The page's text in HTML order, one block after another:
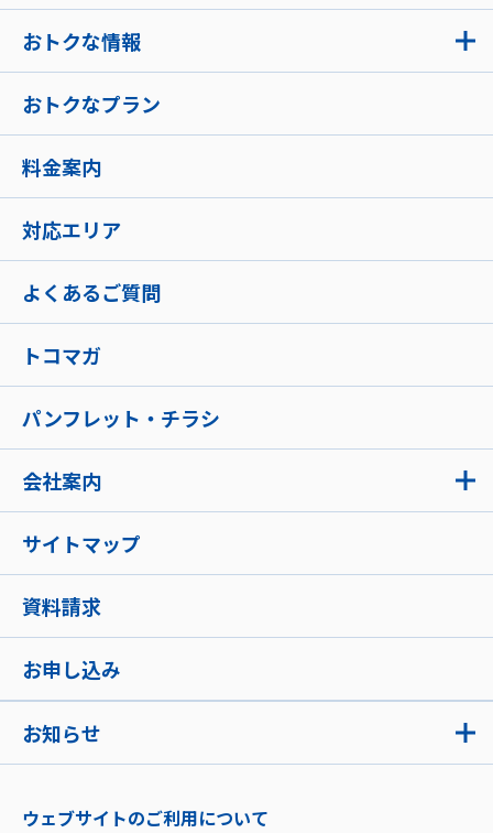
お知らせ
おトクな情報
おトクなプラン
料金案内
対応エリア
よくあるご質問
トコマガ
パンフレット・チラシ
会社案内
サイトマップ
資料請求
お申し込み
ウェブサイトのご利用について